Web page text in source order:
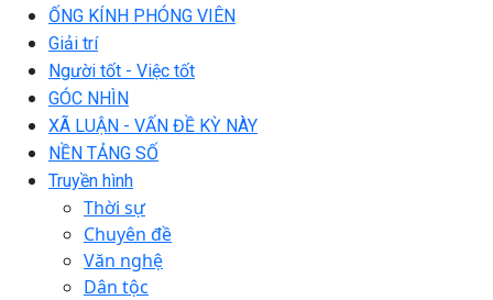
ỐNG KÍNH PHÓNG VIÊN
Giải trí
Người tốt - Việc tốt
GÓC NHÌN
XÃ LUẬN - VẤN ĐỀ KỲ NÀY
NỀN TẢNG SỐ
Truyền hình
Thời sự
Chuyên đề
Văn nghệ
Dân tộc